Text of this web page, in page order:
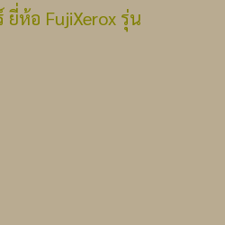
ยี่ห้อ FujiXerox รุ่น